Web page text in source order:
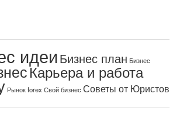
идеиБизнес план Бизнес
Карьера и работа
Рынок forex Свой бизнес Советы от Юристов